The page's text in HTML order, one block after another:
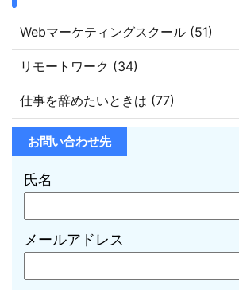
Webマーケティングスクール (51)
リモートワーク (34)
仕事を辞めたいときは (77)
お問い合わせ先
氏名
メールアドレス